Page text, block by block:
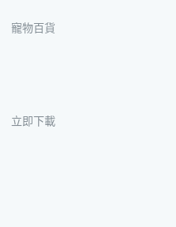
寵物百貨
立即下載